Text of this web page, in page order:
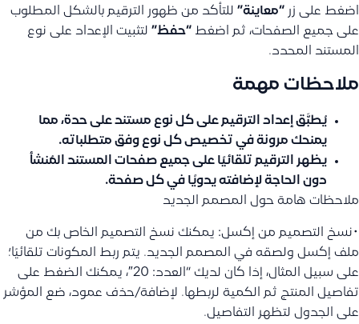
اضغط على زر “معاينة” للتأكد من ظهور الترقيم بالشكل المطلوب
على جميع الصفحات، ثم اضغط “حفظ” لتثبيت الإعداد على نوع
المستند المحدد.
ملاحظات مهمة
يُطبَّق إعداد الترقيم على كل نوع مستند على حدة، مما
يمنحك مرونة في تخصيص كل نوع وفق متطلباته.
يظهر الترقيم تلقائيًا على جميع صفحات المستند المُنشأ
دون الحاجة لإضافته يدويًا في كل صفحة.
ملاحظات هامة حول المصمم الجديد
•نسخ التصميم من إكسل: يمكنك نسخ التصميم الخاص بك من
ملف إكسل ولصقه في المصمم الجديد. يتم ربط المكونات تلقائيًا؛
على سبيل المثال، إذا كان لديك “العدد: 20″، يمكنك الضغط على
تفاصيل المنتج ثم الكمية لربطها. لإضافة/حذف عمود، ضع المؤشر
على الجدول لتظهر التفاصيل.